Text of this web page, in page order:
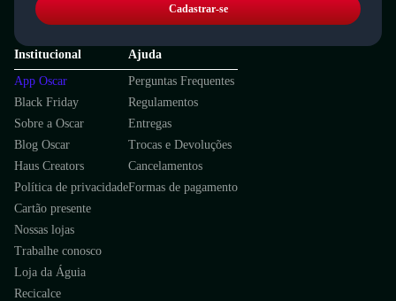
Cadastrar-se
Institucional
App Oscar
Black Friday
Sobre a Oscar
Blog Oscar
Haus Creators
Política de privacidade
Cartão presente
Nossas lojas
Trabalhe conosco
Loja da Águia
Recicalce
Ajuda
Perguntas Frequentes
Regulamentos
Entregas
Trocas e Devoluções
Cancelamentos
Formas de pagamento